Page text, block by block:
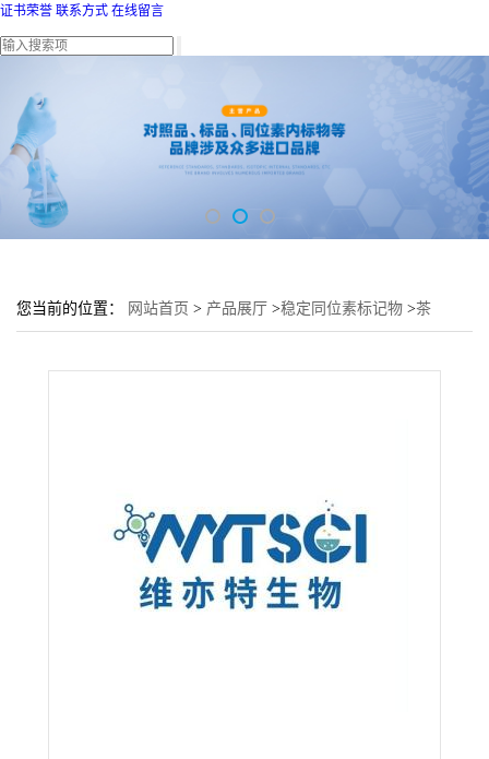
证书荣誉 联系方式 在线留言
您当前的位置： 网站首页 > 产品展厅 >稳定同位素标记物 >茶